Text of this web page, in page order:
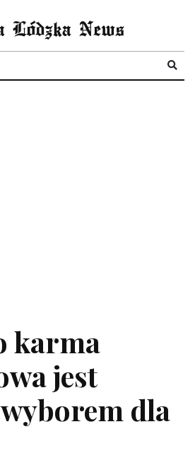
Lódzka News
karma
jest
dla